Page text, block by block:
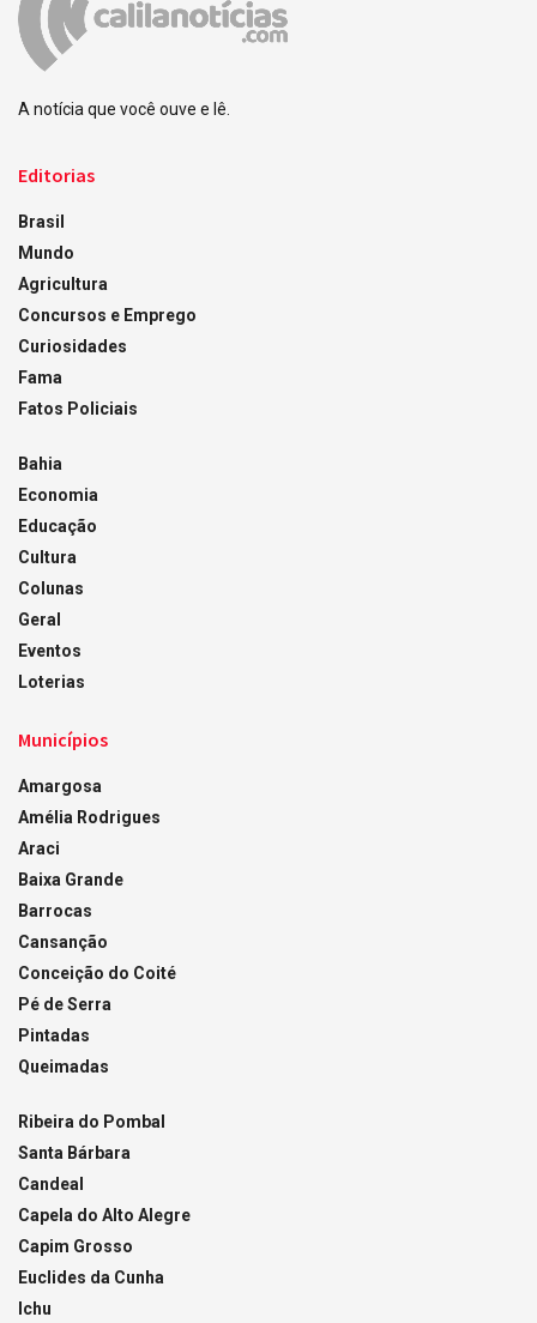
A notícia que você ouve e lê.
Editorias
Brasil
Mundo
Agricultura
Concursos e Emprego
Curiosidades
Fama
Fatos Policiais
Bahia
Economia
Educação
Cultura
Colunas
Geral
Eventos
Loterias
Municípios
Amargosa
Amélia Rodrigues
Araci
Baixa Grande
Barrocas
Cansanção
Conceição do Coité
Pé de Serra
Pintadas
Queimadas
Ribeira do Pombal
Santa Bárbara
Candeal
Capela do Alto Alegre
Capim Grosso
Euclides da Cunha
Ichu